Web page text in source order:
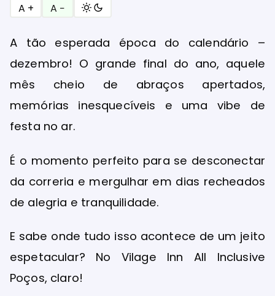
A + A −
A tão esperada época do calendário –
dezembro! O grande final do ano, aquele
mês cheio de abraços apertados,
memórias inesquecíveis e uma vibe de
festa no ar.
É o momento perfeito para se desconectar
da correria e mergulhar em dias recheados
de alegria e tranquilidade.
E sabe onde tudo isso acontece de um jeito
espetacular? No Vilage Inn All Inclusive
Poços, claro!